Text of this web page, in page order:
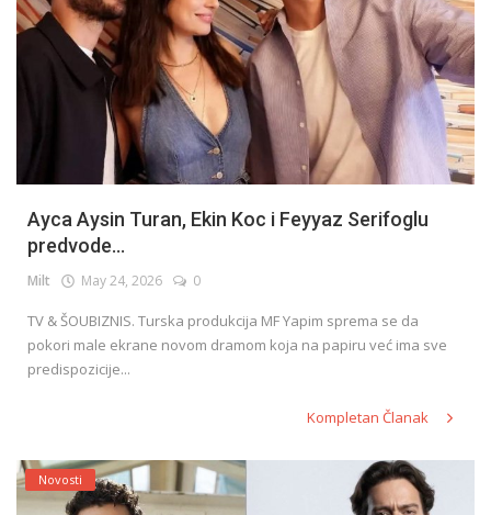
Ayca Aysin Turan, Ekin Koc i Feyyaz Serifoglu
predvode...
Milt May 24, 2026 0
TV & ŠOUBIZNIS. Turska produkcija MF Yapim sprema se da
pokori male ekrane novom dramom koja na papiru već ima sve
predispozicije...
Kompletan Članak
Novosti